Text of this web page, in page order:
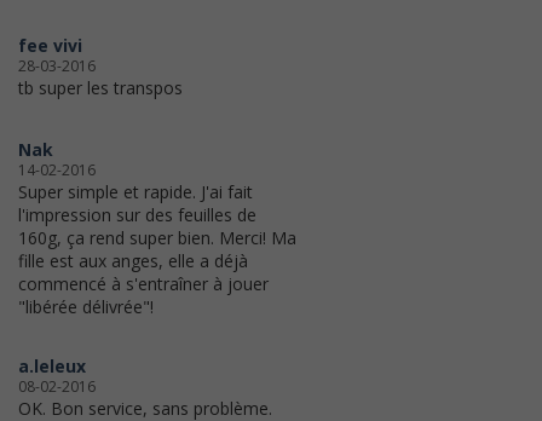
fee vivi
28-03-2016
tb super les transpos
Nak
14-02-2016
Super simple et rapide. J'ai fait
l'impression sur des feuilles de
160g, ça rend super bien. Merci! Ma
fille est aux anges, elle a déjà
commencé à s'entraîner à jouer
"libérée délivrée"!
a.leleux
08-02-2016
OK. Bon service, sans problème.